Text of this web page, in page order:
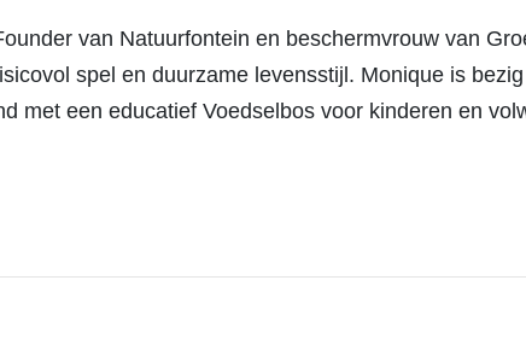
van Natuurfontein en beschermvrouw van
spel en duurzame levensstijl. Monique is
met een educatief Voedselbos voor kinderen en